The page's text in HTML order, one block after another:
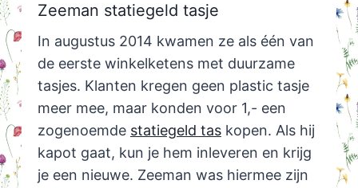
Zeeman statiegeld tasje
In augustus 2014 kwamen ze als één van
de eerste winkelketens met duurzame
tasjes. Klanten kregen geen plastic tasje
meer mee, maar konden voor 1,- een
zogenoemde statiegeld taskopen. Als hij
kapot gaat, kun je hem inleveren en krijg
je een nieuwe. Zeeman was hiermee zijn